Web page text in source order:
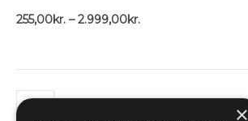
255,00kr. – 2.999,00kr.
×